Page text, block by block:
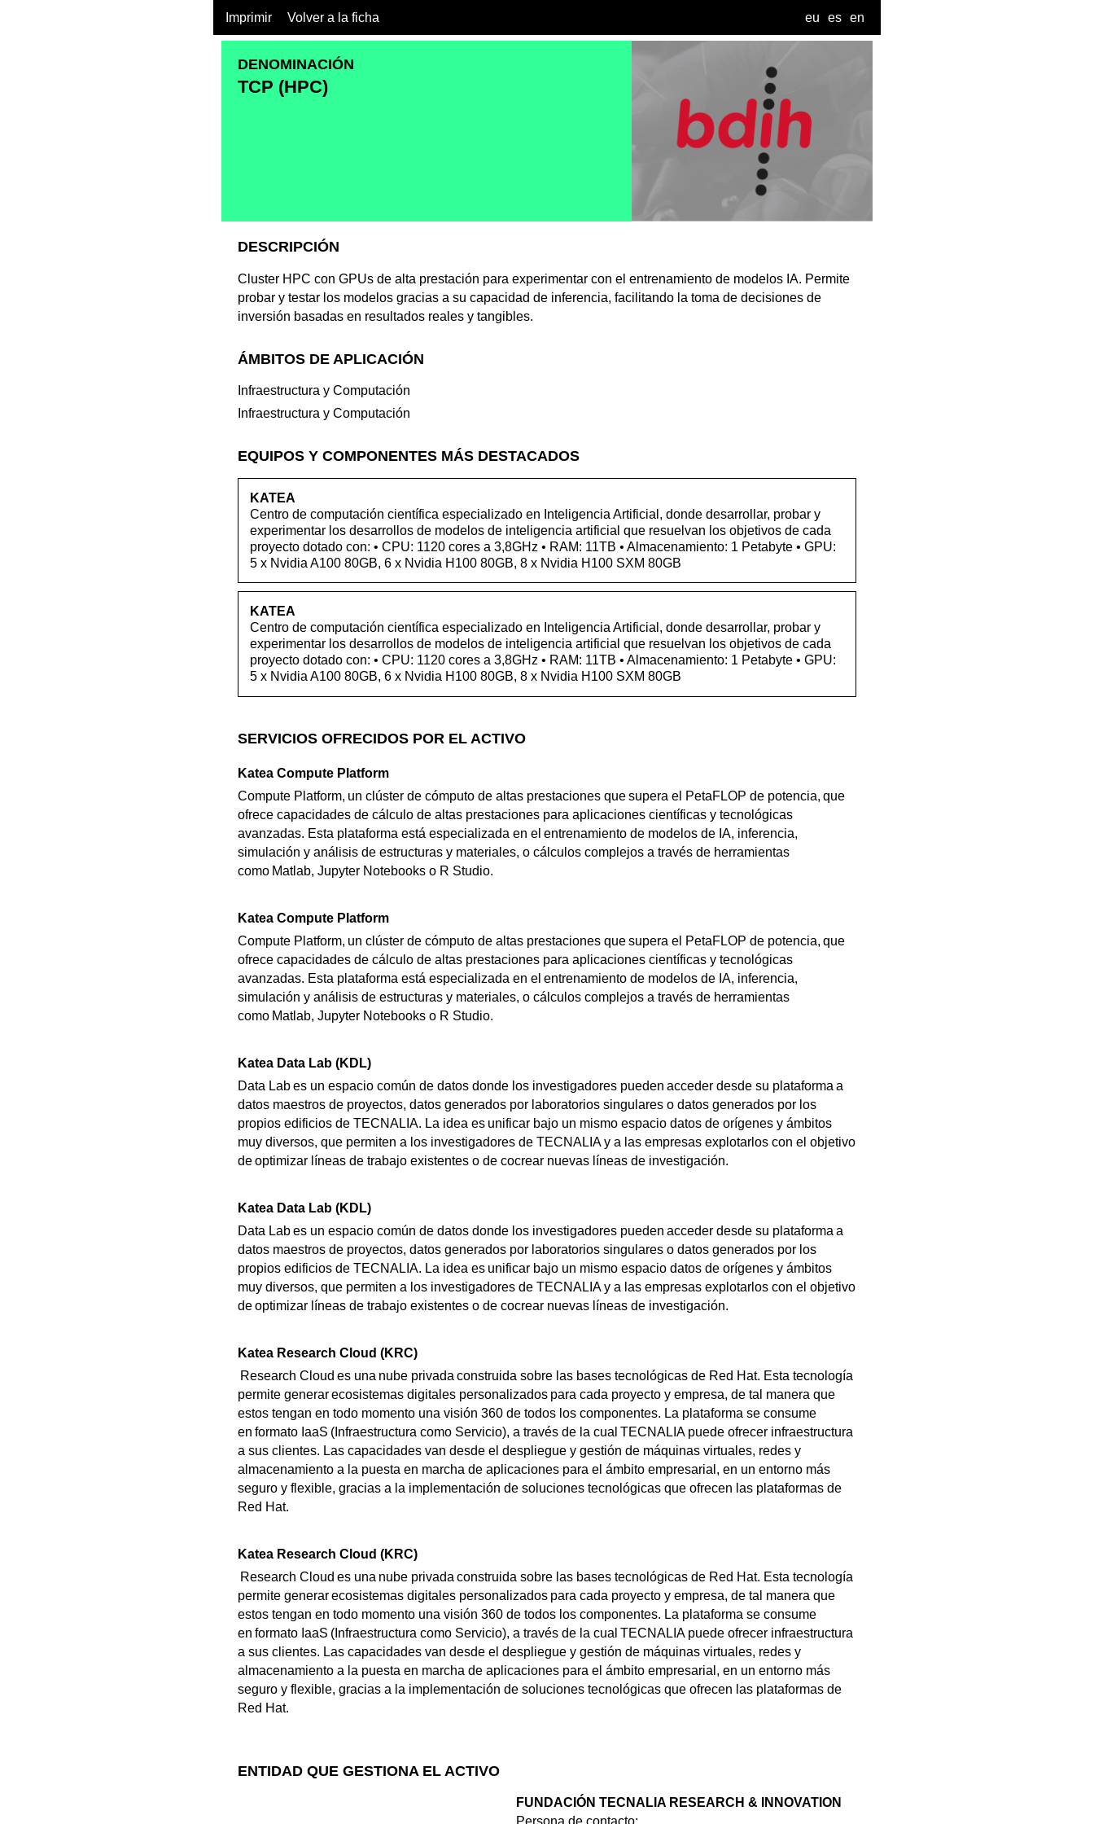
Imprimir Volver a la ficha eu es en
DENOMINACIÓN
TCP (HPC)
DESCRIPCIÓN
Cluster HPC con GPUs de alta prestación para experimentar con el entrenamiento de modelos IA. Permite
probar y testar los modelos gracias a su capacidad de inferencia, facilitando la toma de decisiones de
inversión basadas en resultados reales y tangibles.
ÁMBITOS DE APLICACIÓN
Infraestructura y Computación
Infraestructura y Computación
EQUIPOS Y COMPONENTES MÁS DESTACADOS
KATEA
Centro de computación científica especializado en Inteligencia Artificial, donde desarrollar, probar y
experimentar los desarrollos de modelos de inteligencia artificial que resuelvan los objetivos de cada
proyecto dotado con: • CPU: 1120 cores a 3,8GHz • RAM: 11TB • Almacenamiento: 1 Petabyte • GPU:
5 x Nvidia A100 80GB, 6 x Nvidia H100 80GB, 8 x Nvidia H100 SXM 80GB
KATEA
Centro de computación científica especializado en Inteligencia Artificial, donde desarrollar, probar y
experimentar los desarrollos de modelos de inteligencia artificial que resuelvan los objetivos de cada
proyecto dotado con: • CPU: 1120 cores a 3,8GHz • RAM: 11TB • Almacenamiento: 1 Petabyte • GPU:
5 x Nvidia A100 80GB, 6 x Nvidia H100 80GB, 8 x Nvidia H100 SXM 80GB
SERVICIOS OFRECIDOS POR EL ACTIVO
Katea Compute Platform
Compute Platform, un clúster de cómputo de altas prestaciones que supera el PetaFLOP de potencia, que
ofrece capacidades de cálculo de altas prestaciones para aplicaciones científicas y tecnológicas
avanzadas. Esta plataforma está especializada en el entrenamiento de modelos de IA, inferencia,
simulación y análisis de estructuras y materiales, o cálculos complejos a través de herramientas
como Matlab, Jupyter Notebooks o R Studio.
Katea Compute Platform
Compute Platform, un clúster de cómputo de altas prestaciones que supera el PetaFLOP de potencia, que
ofrece capacidades de cálculo de altas prestaciones para aplicaciones científicas y tecnológicas
avanzadas. Esta plataforma está especializada en el entrenamiento de modelos de IA, inferencia,
simulación y análisis de estructuras y materiales, o cálculos complejos a través de herramientas
como Matlab, Jupyter Notebooks o R Studio.
Katea Data Lab (KDL)
Data Lab es un espacio común de datos donde los investigadores pueden acceder desde su plataforma a
datos maestros de proyectos, datos generados por laboratorios singulares o datos generados por los
propios edificios de TECNALIA. La idea es unificar bajo un mismo espacio datos de orígenes y ámbitos
muy diversos, que permiten a los investigadores de TECNALIA y a las empresas explotarlos con el objetivo
de optimizar líneas de trabajo existentes o de cocrear nuevas líneas de investigación.
Katea Data Lab (KDL)
Data Lab es un espacio común de datos donde los investigadores pueden acceder desde su plataforma a
datos maestros de proyectos, datos generados por laboratorios singulares o datos generados por los
propios edificios de TECNALIA. La idea es unificar bajo un mismo espacio datos de orígenes y ámbitos
muy diversos, que permiten a los investigadores de TECNALIA y a las empresas explotarlos con el objetivo
de optimizar líneas de trabajo existentes o de cocrear nuevas líneas de investigación.
Katea Research Cloud (KRC)
Research Cloud es una nube privada construida sobre las bases tecnológicas de Red Hat. Esta tecnología
permite generar ecosistemas digitales personalizados para cada proyecto y empresa, de tal manera que
estos tengan en todo momento una visión 360 de todos los componentes. La plataforma se consume
en formato IaaS (Infraestructura como Servicio), a través de la cual TECNALIA puede ofrecer infraestructura
a sus clientes. Las capacidades van desde el despliegue y gestión de máquinas virtuales, redes y
almacenamiento a la puesta en marcha de aplicaciones para el ámbito empresarial, en un entorno más
seguro y flexible, gracias a la implementación de soluciones tecnológicas que ofrecen las plataformas de
Red Hat.
Katea Research Cloud (KRC)
Research Cloud es una nube privada construida sobre las bases tecnológicas de Red Hat. Esta tecnología
permite generar ecosistemas digitales personalizados para cada proyecto y empresa, de tal manera que
estos tengan en todo momento una visión 360 de todos los componentes. La plataforma se consume
en formato IaaS (Infraestructura como Servicio), a través de la cual TECNALIA puede ofrecer infraestructura
a sus clientes. Las capacidades van desde el despliegue y gestión de máquinas virtuales, redes y
almacenamiento a la puesta en marcha de aplicaciones para el ámbito empresarial, en un entorno más
seguro y flexible, gracias a la implementación de soluciones tecnológicas que ofrecen las plataformas de
Red Hat.
ENTIDAD QUE GESTIONA EL ACTIVO
FUNDACIÓN TECNALIA RESEARCH & INNOVATION